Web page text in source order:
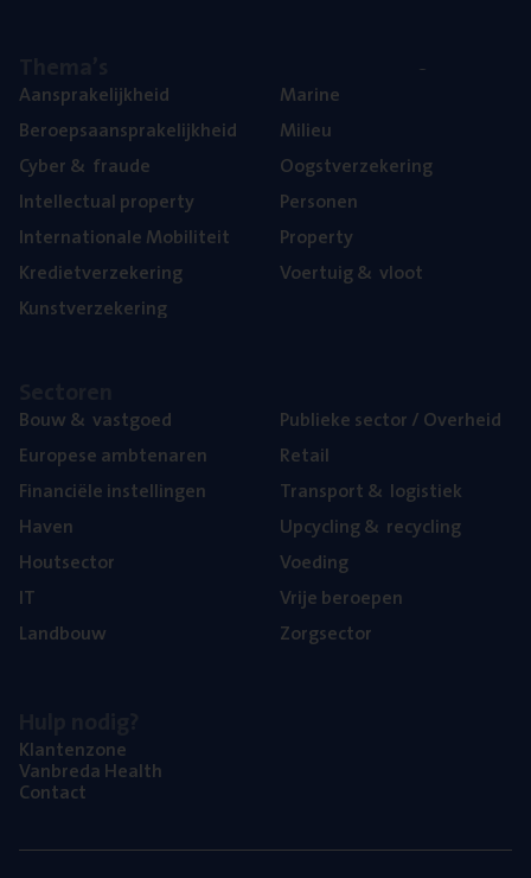
Aan­spra­ke­lijk­heid
Beroeps­aan­spra­ke­lijk­heid
Cyber& fraude
Intel­lec­tu­al property
Inter­na­ti­o­na­le Mobiliteit
Kre­diet­ver­ze­ke­ring
Kunst­ver­ze­ke­ring
Mari­ne
Mili­eu
Oogst­ver­ze­ke­ring
Per­so­nen
Pro­per­ty
Voer­tuig& vloot
Bouw& vastgoed
Euro­pe­se ambtenaren
Finan­ci­ë­le instellingen
Haven
Hout­sec­tor
IT
Land­bouw
Publie­ke sec­tor / Overheid
Retail
Trans­port& logistiek
Upcy­cling& recycling
Voe­ding
Vrije beroe­pen
Zorg­sec­tor
Klan­ten­zo­ne
Van­b­re­da Health
Con­tact